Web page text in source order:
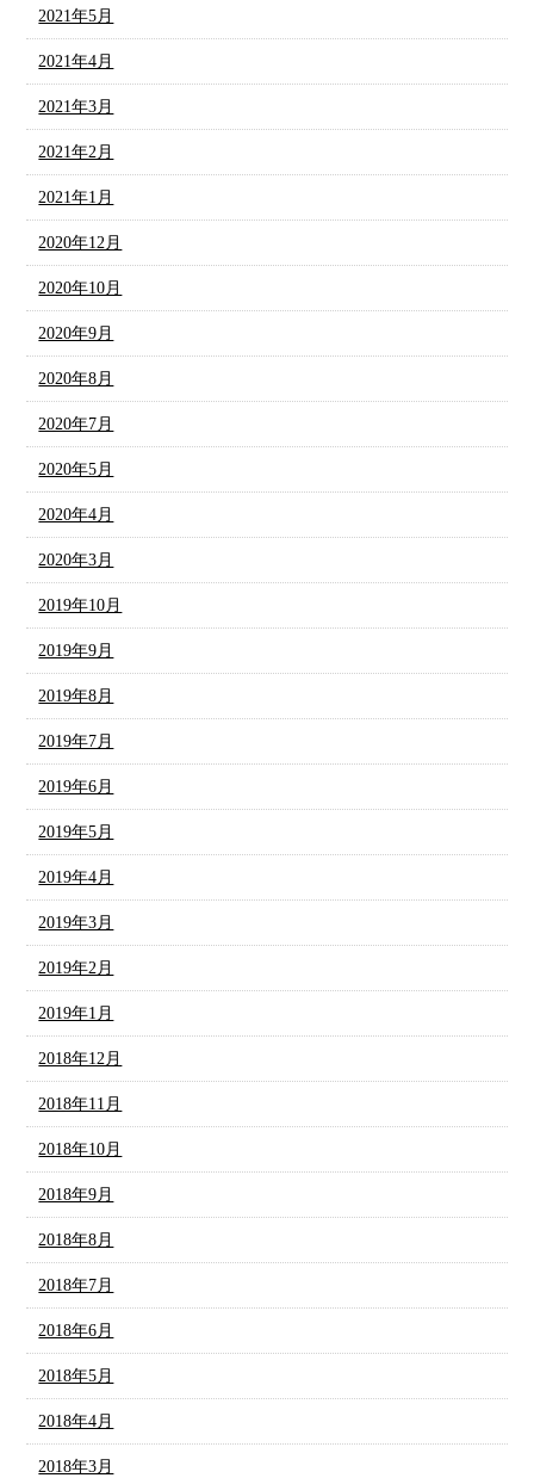
2021年5月
2021年4月
2021年3月
2021年2月
2021年1月
2020年12月
2020年10月
2020年9月
2020年8月
2020年7月
2020年5月
2020年4月
2020年3月
2019年10月
2019年9月
2019年8月
2019年7月
2019年6月
2019年5月
2019年4月
2019年3月
2019年2月
2019年1月
2018年12月
2018年11月
2018年10月
2018年9月
2018年8月
2018年7月
2018年6月
2018年5月
2018年4月
2018年3月